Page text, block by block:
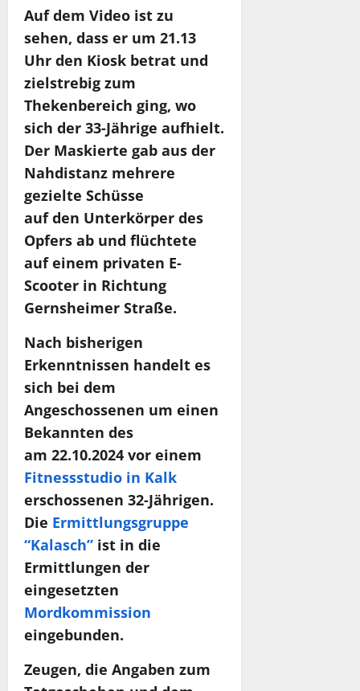
Auf dem Video ist zu
sehen, dass er um 21.13
Uhr den Kiosk betrat und
zielstrebig zum
Thekenbereich ging, wo
sich der 33-Jährige aufhielt.
Der Maskierte gab aus der
Nahdistanz mehrere
gezielte Schüsse
auf den Unterkörper des
Opfers ab und flüchtete
auf einem privaten E-
Scooter in Richtung
Gernsheimer Straße.
Nach bisherigen
Erkenntnissen handelt es
sich bei dem
Angeschossenen um einen
Bekannten des
am 22.10.2024 vor einem
Fitnessstudio in Kalk
erschossenen 32-Jährigen.
Die Ermittlungsgruppe
“Kalasch” ist in die
Ermittlungen der
eingesetzten
Mordkommission
eingebunden.
Zeugen, die Angaben zum